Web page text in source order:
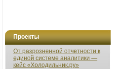
Проекты
От разрозненной отчетности к
единой системе аналитики —
кейс «Холодильник.ру»